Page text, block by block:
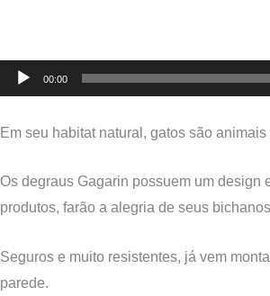
00:00
Em seu habitat natural, gatos são
Os degraus Gagarin possuem um design
produtos, farão a alegria de seus
Seguros e muito resistentes, já vem
parede.